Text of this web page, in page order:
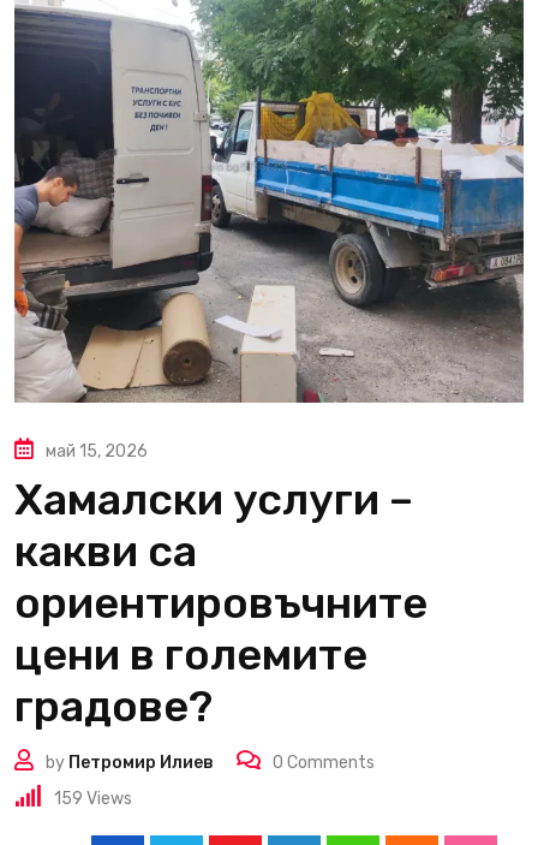
май 15, 2026
Хамалски услуги –
какви са
ориентировъчните
цени в големите
градове?
by Петромир Илиев 0 Comments
159 Views